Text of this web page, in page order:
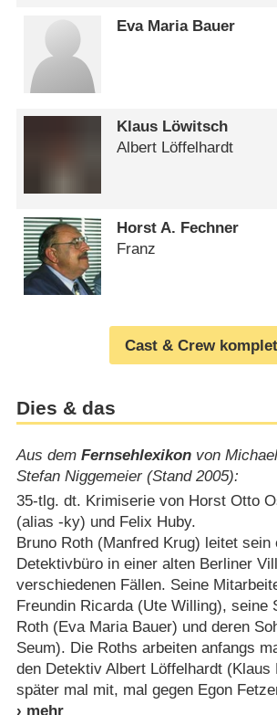
Eva Maria Bauer
Klaus Löwitsch
Albert Löffelhardt
Horst A. Fechner
Franz
Cast & Crew
Dies & das
Aus dem Fernsehlexikonvon
Stefan Niggemeier (Stand 2005):
35-tlg. dt. Krimiserie von Horst Otto
(alias -ky) und Felix Huby.
Bruno Roth (Manfred Krug) leitet sein
Detektivbüro in einer alten Berliner
verschiedenen Fällen. Seine
Freundin Ricarda (Ute Willing), seine
Roth (Eva Maria Bauer) und deren
Seum). Die Roths arbeiten anfangs
den Detektiv Albert Löffelhardt (Klaus
später mal mit, mal gegen Egon